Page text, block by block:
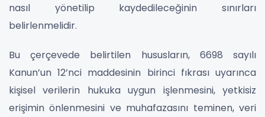
nasıl yönetilip kaydedileceğinin sınırları
belirlenmelidir.
Bu çerçevede belirtilen hususların, 6698 sayılı
Kanun’un 12’nci maddesinin birinci fıkrası uyarınca
kişisel verilerin hukuka uygun işlenmesini, yetkisiz
erişimin önlenmesini ve muhafazasını teminen, veri